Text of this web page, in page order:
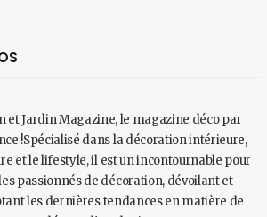
et Jardin Magazine, le magazine déco par
!Spécialisé dans la décoration intérieure,
et le lifestyle, il est un incontournable pour
passionnés de décoration, dévoilant et
les dernières tendances en matière de